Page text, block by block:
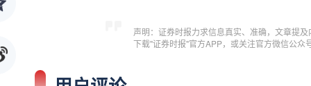
声明：证券时报力求信息真实、准确，文章提
下载"证券时报"官方APP，或关注官方微信公